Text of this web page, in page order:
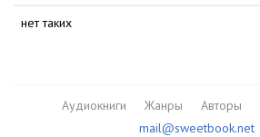
нет таких
Аудиокниги Жанры Авторы
mail@sweetbook.net